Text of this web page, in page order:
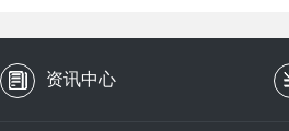
资讯中心